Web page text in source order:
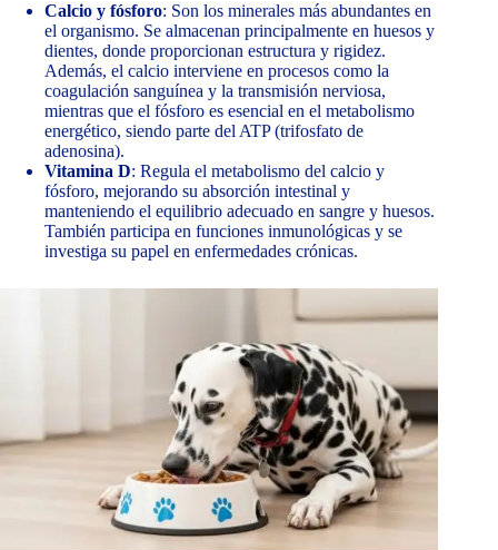
Calcio y fósforo: Son los minerales más abundantes en
el organismo. Se almacenan principalmente en huesos y
dientes, donde proporcionan estructura y rigidez.
Además, el calcio interviene en procesos como la
coagulación sanguínea y la transmisión nerviosa,
mientras que el fósforo es esencial en el metabolismo
energético, siendo parte del ATP (trifosfato de
adenosina).
Vitamina D: Regula el metabolismo del calcio y
fósforo, mejorando su absorción intestinal y
manteniendo el equilibrio adecuado en sangre y huesos.
También participa en funciones inmunológicas y se
investiga su papel en enfermedades crónicas.